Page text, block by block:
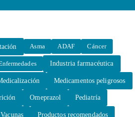
Asma ADAF Cáncer
Industria farmacéutica
Medicamentos peligrosos
Omeprazol Pediatría
Vacunas Productos recomendados